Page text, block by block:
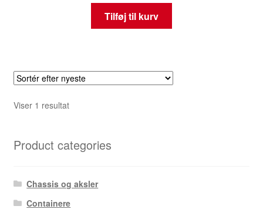
Tilføj til kurv
Viser 1 resultat
Product categories
Chassis og aksler
Containere